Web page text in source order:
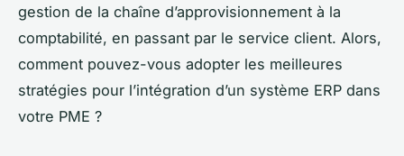
gestion de la chaîne d’approvisionnement à la
comptabilité, en passant par le service client. Alors,
comment pouvez-vous adopter les meilleures
stratégies pour l’intégration d’un système ERP dans
votre PME ?